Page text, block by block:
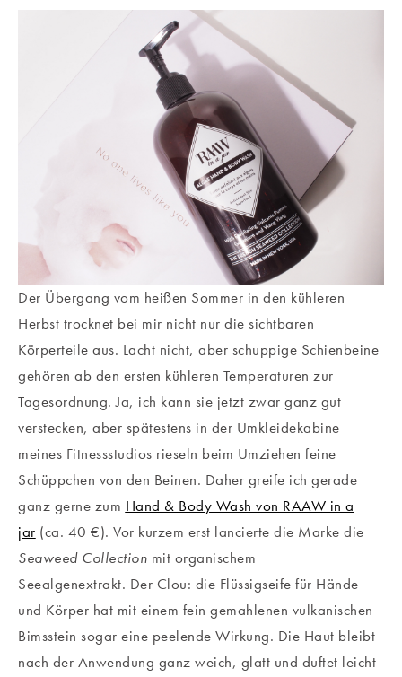
Der Übergang vom heißen Sommer in den kühleren
Herbst trocknet bei mir nicht nur die sichtbaren
Körperteile aus. Lacht nicht, aber schuppige Schienbeine
gehören ab den ersten kühleren Temperaturen zur
Tagesordnung. Ja, ich kann sie jetzt zwar ganz gut
verstecken, aber spätestens in der Umkleidekabine
meines Fitnessstudios rieseln beim Umziehen feine
Schüppchen von den Beinen. Daher greife ich gerade
ganz gerne zum Hand & Body Wash von RAAW in a
jar (ca. 40 €). Vor kurzem erst lancierte die Marke die
Seaweed Collection mit organischem
Seealgenextrakt. Der Clou: die Flüssigseife für Hände
und Körper hat mit einem fein gemahlenen vulkanischen
Bimsstein sogar eine peelende Wirkung. Die Haut bleibt
nach der Anwendung ganz weich, glatt und duftet leicht